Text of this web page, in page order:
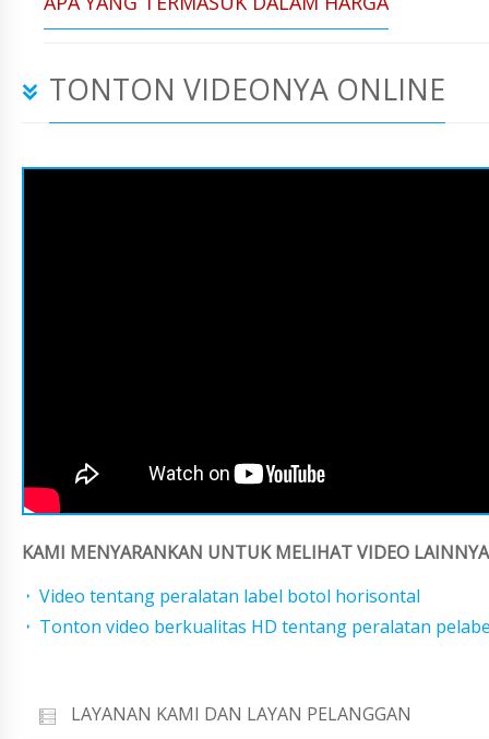
TONTON VIDEONYA ONLINE
KAMI MENYARANKAN UNTUK MELIHAT VIDEO
Video tentang peralatan label botol horisontal
Tonton video berkualitas HD tentang peralatan
LAYANAN KAMI DAN LAYAN PELANGGAN